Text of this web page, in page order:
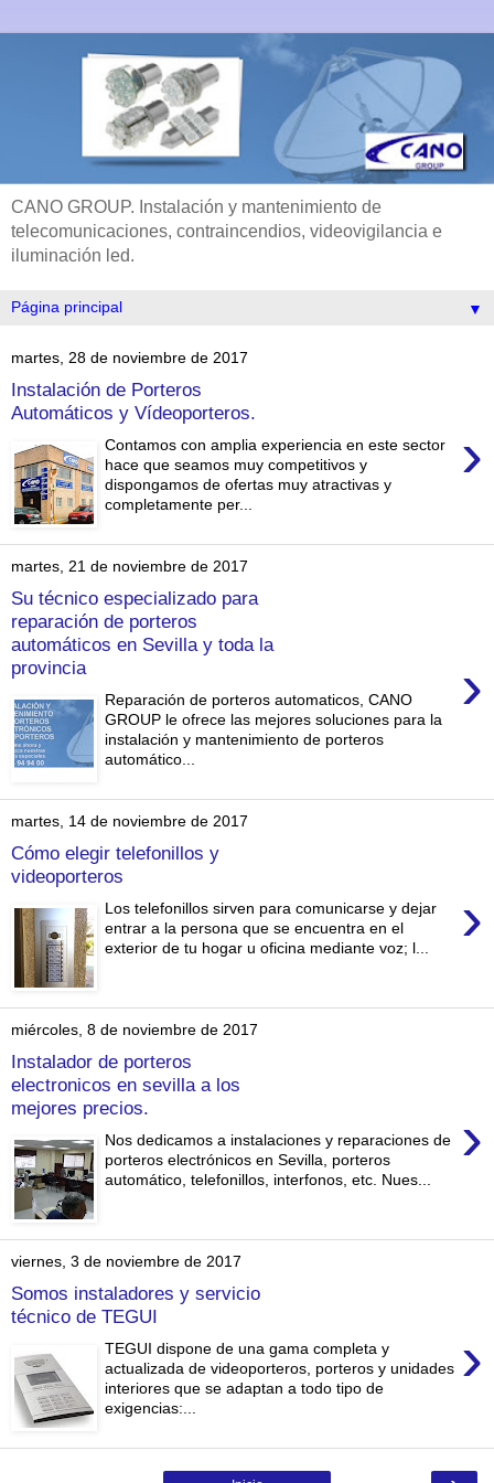
CANO GROUP. Instalación y mantenimiento de
telecomunicaciones, contraincendios, videovigilancia e
iluminación led.
▼
martes, 28 de noviembre de 2017
Instalación de Porteros
Automáticos y Vídeoporteros.
›
Contamos con amplia experiencia en este sector
hace que seamos muy competitivos y
dispongamos de ofertas muy atractivas y
completamente per...
martes, 21 de noviembre de 2017
Su técnico especializado para
reparación de porteros
automáticos en Sevilla y toda la
provincia
›
Reparación de porteros automaticos, CANO
GROUP le ofrece las mejores soluciones para la
instalación y mantenimiento de porteros
automático...
martes, 14 de noviembre de 2017
Cómo elegir telefonillos y
videoporteros
›
Los telefonillos sirven para comunicarse y dejar
entrar a la persona que se encuentra en el
exterior de tu hogar u oficina mediante voz; l...
miércoles, 8 de noviembre de 2017
Instalador de porteros
electronicos en sevilla a los
mejores precios.
›
Nos dedicamos a instalaciones y reparaciones de
porteros electrónicos en Sevilla, porteros
automático, telefonillos, interfonos, etc. Nues...
viernes, 3 de noviembre de 2017
Somos instaladores y servicio
técnico de TEGUI
›
TEGUI dispone de una gama completa y
actualizada de videoporteros, porteros y unidades
interiores que se adaptan a todo tipo de
exigencias:...